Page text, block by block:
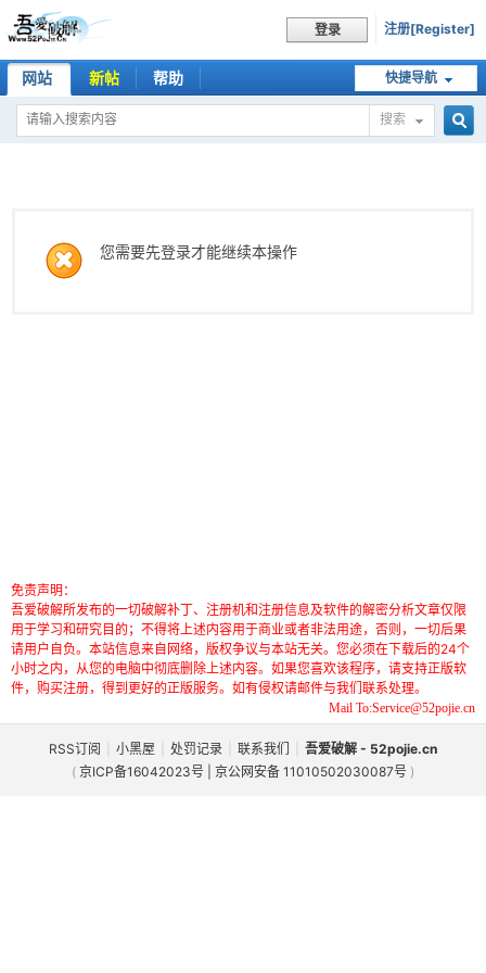
登录 注册[Register]
快捷导航
网站 新帖 帮助
搜索
您需要先登录才能继续本操作
免责声明：
吾爱破解所发布的一切破解补丁、注册机和注册信息及软件的解密分析文章仅限
用于学习和研究目的；不得将上述内容用于商业或者非法用途，否则，一切后果
请用户自负。本站信息来自网络，版权争议与本站无关。您必须在下载后的24个
小时之内，从您的电脑中彻底删除上述内容。如果您喜欢该程序，请支持正版软
件，购买注册，得到更好的正版服务。如有侵权请邮件与我们联系处理。
Mail To:Service@52pojie.cn
RSS订阅 小黑屋 处罚记录 联系我们
吾爱破解 - 52pojie.cn
( 京ICP备16042023号 | 京公网安备 11010502030087号 )